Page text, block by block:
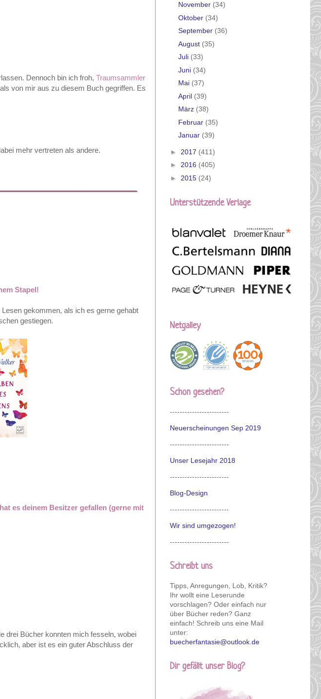
Dennoch bin ich froh, Traumsammler
von mir aus zu diesem Buch gegriffen. Es
mehr vertreten als andere.
Stapel!
gekommen, als ich es gerne gehabt
gestiegen.
es deinem Besitzer gefallen (gerne mit
drei Bücher konnten mich fesseln, wobei
aber ist es ein guter Abschluss der
November (34)
Oktober (34)
September (36)
August (35)
Juli (33)
Juni (34)
Mai (37)
April (39)
März (38)
Februar (35)
Januar (39)
► 2017 (411)
► 2016 (405)
► 2015 (24)
Unterstützende Verlage
Netgalley
Schon gesehen?
------------------------
Neuerscheinungen Sep 2019
------------------------
Unser Lesejahr 2018
------------------------
Blog-Design
------------------------
Wir sind umgezogen!
------------------------
Schreibt uns
Tipps, Anregungen, Lob, Kritik?
Ihr wollt eine Leserunde
vorschlagen? Oder einfach nur
über Bücher reden? Ganz
einfach! Schreib uns eine Mail
unter:
buecherfantasie@outlook.de
Dir gefällt unser Blog?